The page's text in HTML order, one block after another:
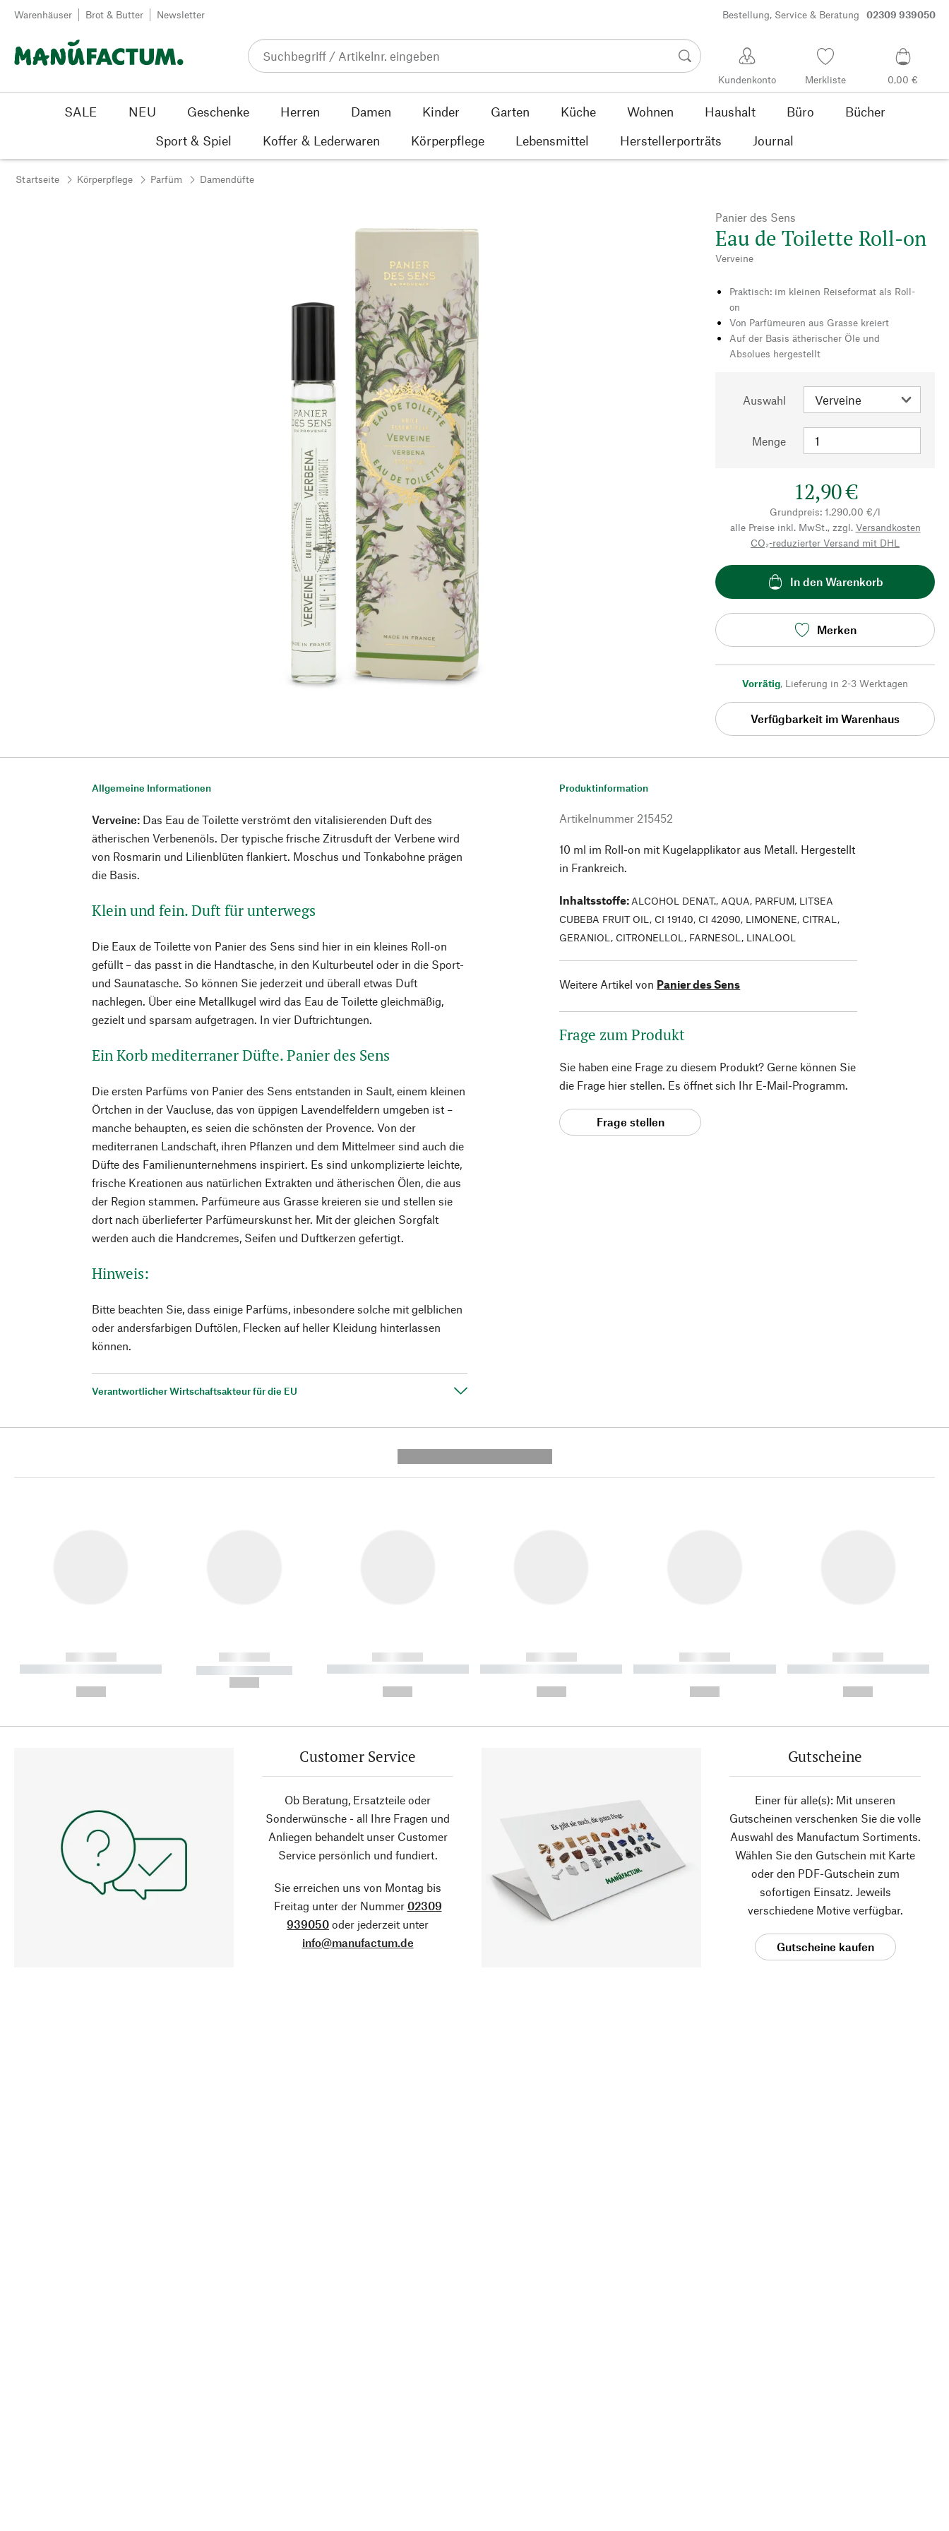
Zum Inhalt springen
Warenhäuser Brot & Butter Newsletter Bestellung, Service & Beratung 02309 939050
Kundenkonto Merkliste 0,00 €
SALE NEU Geschenke Herren Damen Kinder Garten Küche Wohnen Haushalt Büro
Bücher
Sport & Spiel
Koffer & Lederwaren Körperpflege Lebensmittel Herstellerporträts Journal
Startseite Körperpflege Parfüm Damendüfte
Panier des Sens
Eau de Toilette Roll-on
Verveine
Praktisch: im kleinen Reiseformat als Roll-
on
Von Parfümeuren aus Grasse kreiert
Auf der Basis ätherischer Öle und
Absolues hergestellt
Auswahl
Menge
12,90 €
Grundpreis: 1.290,00 €/l
alle Preise inkl. MwSt., zzgl. Versandkosten
CO₂-reduzierter Versand mit DHL
In den Warenkorb
Merken
Vorrätig, Lieferung in 2-3 Werktagen
Verfügbarkeit im Warenhaus
Allgemeine Informationen
Verveine: Das Eau de Toilette verströmt den vitalisierenden Duft des
ätherischen Verbenenöls. Der typische frische Zitrusduft der Verbene wird
von Rosmarin und Lilienblüten flankiert. Moschus und Tonkabohne prägen
die Basis.
Klein und fein. Duft für unterwegs
Die Eaux de Toilette von Panier des Sens sind hier in ein kleines Roll-on
gefüllt – das passt in die Handtasche, in den Kulturbeutel oder in die Sport-
und Saunatasche. So können Sie jederzeit und überall etwas Duft
nachlegen. Über eine Metallkugel wird das Eau de Toilette gleichmäßig,
gezielt und sparsam aufgetragen. In vier Duftrichtungen.
Ein Korb mediterraner Düfte. Panier des Sens
Die ersten Parfüms von Panier des Sens entstanden in Sault, einem kleinen
Örtchen in der Vaucluse, das von üppigen Lavendelfeldern umgeben ist –
manche behaupten, es seien die schönsten der Provence. Von der
mediterranen Landschaft, ihren Pflanzen und dem Mittelmeer sind auch die
Düfte des Familienunternehmens inspiriert. Es sind unkomplizierte leichte,
frische Kreationen aus natürlichen Extrakten und ätherischen Ölen, die aus
der Region stammen. Parfümeure aus Grasse kreieren sie und stellen sie
dort nach überlieferter Parfümeurskunst her. Mit der gleichen Sorgfalt
werden auch die Handcremes, Seifen und Duftkerzen gefertigt.
Hinweis:
Bitte beachten Sie, dass einige Parfüms, inbesondere solche mit gelblichen
oder andersfarbigen Duftölen, Flecken auf heller Kleidung hinterlassen
können.
Verantwortlicher Wirtschaftsakteur für die EU
Produktinformation
Artikelnummer 215452
10 ml im Roll-on mit Kugelapplikator aus Metall. Hergestellt
in Frankreich.
Inhaltsstoffe: ALCOHOL DENAT., AQUA, PARFUM, LITSEA
CUBEBA FRUIT OIL, CI 19140, CI 42090, LIMONENE, CITRAL,
GERANIOL, CITRONELLOL, FARNESOL, LINALOOL
Weitere Artikel von Panier des Sens
Frage zum Produkt
Sie haben eine Frage zu diesem Produkt? Gerne können Sie
die Frage hier stellen. Es öffnet sich Ihr E-Mail-Programm.
Frage stellen
------------
----------- ----------- ----------
------------
----------- -----------
------------
----------- ----------- ----------
------------
----------- ----------- ----------
------------
----------- ----------- ----------
------------
----------- ----------- ----------
Customer Service
Ob Beratung, Ersatzteile oder
Sonderwünsche - all Ihre Fragen und
Anliegen behandelt unser Customer
Service persönlich und fundiert.
Sie erreichen uns von Montag bis
Freitag unter der Nummer 02309
939050 oder jederzeit unter
info@manufactum.de
Gutscheine
Einer für alle(s): Mit unseren
Gutscheinen verschenken Sie die volle
Auswahl des Manufactum Sortiments.
Wählen Sie den Gutschein mit Karte
oder den PDF-Gutschein zum
sofortigen Einsatz. Jeweils
verschiedene Motive verfügbar.
Gutscheine kaufen